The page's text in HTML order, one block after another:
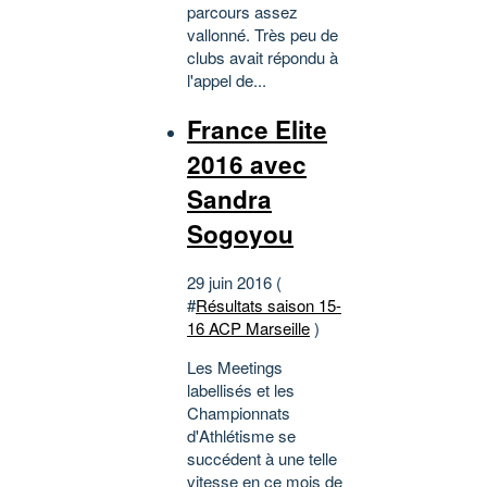
parcours assez
vallonné. Très peu de
clubs avait répondu à
l'appel de...
France Elite
2016 avec
Sandra
Sogoyou
29 juin 2016 (
#Résultats saison 15-
16 ACP Marseille)
Les Meetings
labellisés et les
Championnats
d'Athlétisme se
succédent à une telle
vitesse en ce mois de